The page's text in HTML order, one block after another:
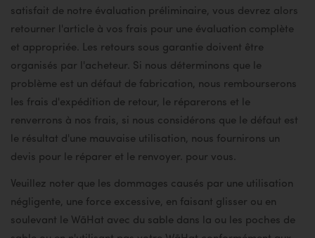
satisfait de notre évaluation préliminaire, vous devrez alors
retourner l'article à vos frais pour une évaluation complète
et appropriée. Les retours sous garantie doivent être
organisés par l'acheteur. Si nous déterminons que le
problème est un défaut de fabrication, nous rembourserons
les frais d'expédition de retour, le réparerons et le
renverrons à nos frais, si nous considérons que le défaut est
le résultat d'une mauvaise utilisation, nous fournirons un
devis pour le réparer et le renvoyer. pour vous.
Veuillez noter que les dommages causés par une utilisation
négligente, une force excessive, en faisant glisser ou en
soulevant le WãHat avec du sable dans la ou les poches de